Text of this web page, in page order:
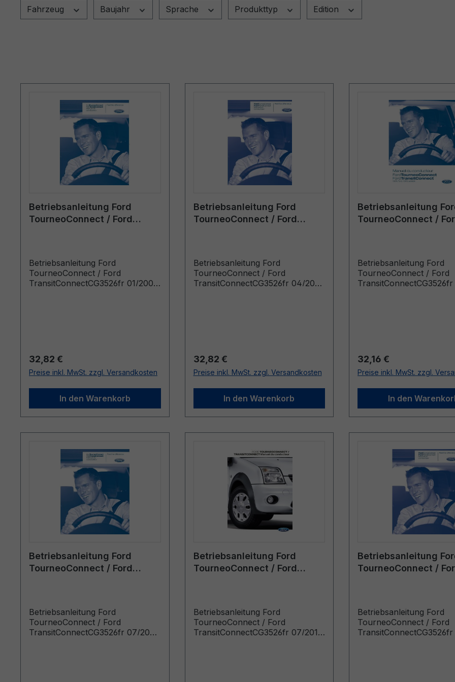
Fahrzeug Baujahr Sprache Produkttyp Edition
Betriebsanleitung Ford
TourneoConnect / Ford
Betriebsanleitung Ford
TourneoConnect / Ford
TransitConnectCG3526fr 01/2009
Regulärer Preis:
32,82 €
Preise inkl. MwSt. zzgl. Versandkosten
In den Warenkorb
Betriebsanleitung Ford
TourneoConnect / Ford
Betriebsanleitung Ford
TourneoConnect / Ford
TransitConnectCG3526fr 04/2010
Regulärer Preis:
32,82 €
Preise inkl. MwSt. zzgl. Versandkosten
In den Warenkorb
Betriebsanleitung
TourneoConnect /
Betriebsanleitung Ford
TourneoConnect / Ford
TransitConnectCG3526fr
Regulärer Preis:
32,16 €
Preise inkl. MwSt. zzgl.
In den
Betriebsanleitung Ford
TourneoConnect / Ford
Betriebsanleitung Ford
TourneoConnect / Ford
TransitConnectCG3526fr 07/2008
Betriebsanleitung Ford
TourneoConnect / Ford
Betriebsanleitung Ford
TourneoConnect / Ford
TransitConnectCG3526fr 07/2012
Betriebsanleitung
TourneoConnect /
Betriebsanleitung Ford
TourneoConnect / Ford
TransitConnectCG3526fr